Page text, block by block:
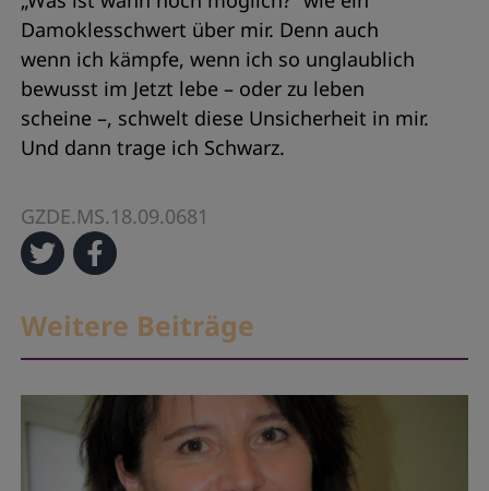
Damoklesschwert über mir. Denn auch
wenn ich kämpfe, wenn ich so unglaublich
bewusst im Jetzt lebe – oder zu leben
scheine –, schwelt diese Unsicherheit in mir.
Und dann trage ich Schwarz.
GZDE.MS.18.09.0681
Weitere Beiträge